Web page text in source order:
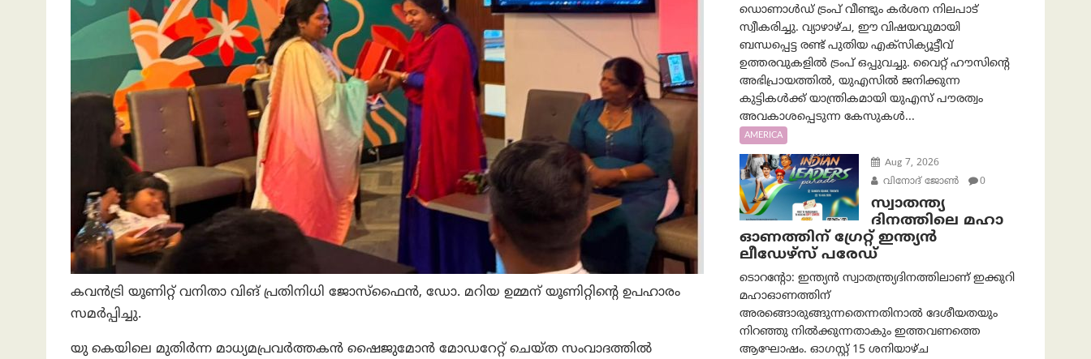
കവൻട്രി യൂണിറ്റ് വനിതാ വിങ് പ്രതിനിധി ജോസ്ഫൈൻ, ഡോ. മറിയ ഉമ്മന് യൂണിറ്റിന്റെ ഉപഹാരം
സമർപ്പിച്ചു.
യു കെയിലെ മുതിർന്ന മാധ്യമപ്രവർത്തകൻ ഷൈജുമോൻ മോഡറേറ്റ് ചെയ്ത സംവാദത്തിൽ
ഡൊണാൾഡ് ട്രംപ് വീണ്ടും കർശന നിലപാട്
സ്വീകരിച്ചു. വ്യാഴാഴ്ച, ഈ വിഷയവുമായി
ബന്ധപ്പെട്ട രണ്ട് പുതിയ എക്സിക്യൂട്ടീവ്
ഉത്തരവുകളിൽ ട്രംപ് ഒപ്പുവച്ചു. വൈറ്റ് ഹൗസിന്റെ
അഭിപ്രായത്തിൽ, യുഎസിൽ ജനിക്കുന്ന
കുട്ടികൾക്ക് യാന്ത്രികമായി യുഎസ് പൗരത്വം
അവകാശപ്പെടുന്ന കേസുകൾ...
AMERICA
Aug 7, 2026
വിനോദ് ജോൺ
0
സ്വാതന്ത്യ
ദിനത്തിലെ മഹാ
ഓണത്തിന് ഗ്രേറ്റ് ഇന്ത്യൻ
ലീഡേഴ്സ് പരേഡ്
ടൊറന്റോ: ഇന്ത്യൻ സ്വാതന്ത്ര്യദിനത്തിലാണ് ഇക്കുറി
മഹാഓണത്തിന്
അരങ്ങൊരുങ്ങുന്നതെന്നതിനാൽ ദേശീയതയും
നിറഞ്ഞു നിൽക്കുന്നതാകും ഇത്തവണത്തെ
ആഘോഷം. ഓഗസ്റ്റ് 15 ശനിയാഴ്ച